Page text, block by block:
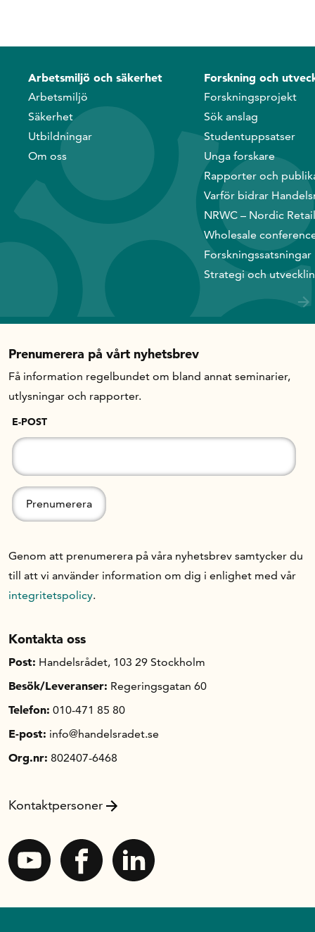
Arbetsmiljö och säkerhet
Arbetsmiljö
Säkerhet
Utbildningar
Om oss
Forskning och
Forskningsprojekt
Sök anslag
Studentuppsatser
Unga forskare
Rapporter och
Varför bidrar
NRWC – Nordic
Wholesale
Forskningssatsningar
Strategi och
Prenumerera på vårt nyhetsbrev
Få information regelbundet om bland annat seminarier,
utlysningar och rapporter.
E-POST
Genom att prenumerera på våra nyhetsbrev samtycker du
till att vi använder information om dig i enlighet med vår
integritetspolicy.
Kontakta oss
Post: Handelsrådet, 103 29 Stockholm
Besök/Leveranser: Regeringsgatan 60
Telefon: 010-471 85 80
E-post: info@handelsradet.se
Org.nr: 802407-6468
Kontaktpersoner